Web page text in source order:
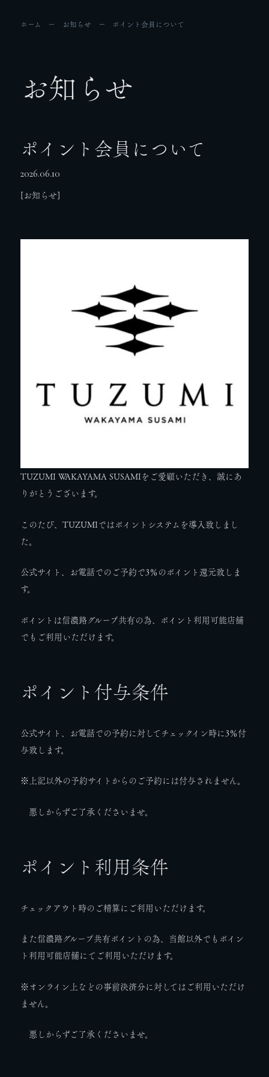
ホーム お知らせ ポイント会員について
お知らせ
ポイント会員について
2026.06.10
[お知らせ]
TUZUMI WAKAYAMA SUSAMIをご愛顧いただき、誠にあ
りがとうございます。
このたび、TUZUMIではポイントシステムを導入致しまし
た。
公式サイト、お電話でのご予約で3％のポイント還元致しま
す。
ポイントは信濃路グループ共有の為、ポイント利用可能店舗
でもご利用いただけます。
ポイント付与条件
公式サイト、お電話での予約に対してチェックイン時に3％付
与致します。
※上記以外の予約サイトからのご予約には付与されません。
悪しからずご了承くださいませ。
ポイント利用条件
チェックアウト時のご精算にご利用いただけます。
また信濃路グループ共有ポイントの為、当館以外でもポイン
ト利用可能店舗にてご利用いただけます。
※オンライン上などの事前決済分に対してはご利用いただけ
ません。
悪しからずご了承くださいませ。